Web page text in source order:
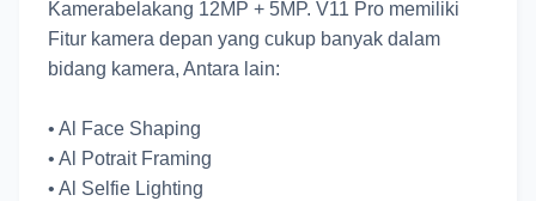
Kamerabelakang 12MP + 5MP. V11 Pro memiliki
Fitur kamera depan yang cukup banyak dalam
bidang kamera, Antara lain:
• Al Face Shaping
• Al Potrait Framing
• Al Selfie Lighting